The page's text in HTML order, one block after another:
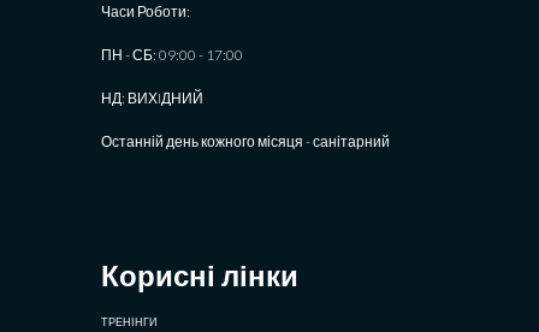
Часи Роботи:
ПН - СБ: 09:00 - 17:00
НД: ВИХIДНИЙ
Останній день кожного місяця - санітарний
Корисні лінки
ТРЕНІНГИ